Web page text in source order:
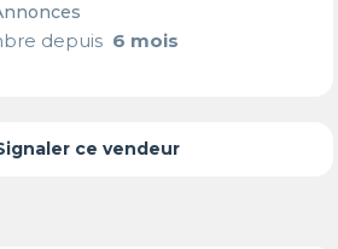
depuis6 mois
ce vendeur